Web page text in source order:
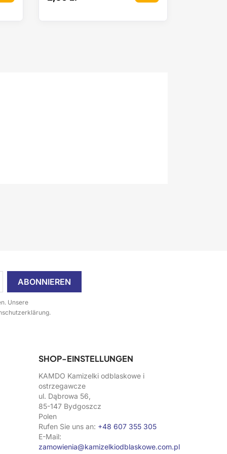
Unsere
SHOP-EINSTELLUNGEN
KAMDO Kamizelki odblaskowe i
ostrzegawcze
ul. Dąbrowa 56,
85-147 Bydgoszcz
Polen
Rufen Sie uns an: +48 607 355 305
E-Mail:
zamowienia@kamizelkiodblaskowe.com.pl